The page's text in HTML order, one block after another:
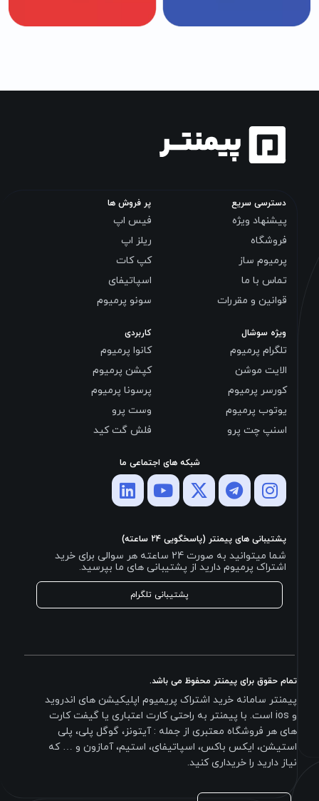
دسترسی سریع
پیشنهاد ویژه
فروشگاه
پرمیوم ساز
تماس با ما
قوانین و مقررات
پر فروش ها
فیس اپ
ریلز اپ
کپ کات
اسپاتیفای
سونو پرمیوم
ویژه سوشال
تلگرام پرمیوم
الایت موشن
کورسر پرمیوم
یوتوب پرمیوم
اسنپ چت پرو
کاربردی
کانوا پرمیوم
کپشن پرمیوم
پرسونا پرمیوم
وست پرو
فلش گت کید
شبکه های اجتماعی ما
پشتیبانی های پیمنتر (پاسخگویی 24 ساعته)
شما میتوانید به صورت 24 ساعته هر سوالی برای خرید
اشتراک پرمیوم دارید از پشتیبانی های ما بپرسید.
پشتیبانی تلگرام
تمام حقوق برای پیمنتر محفوظ می باشد.
پیمنتر سامانه خرید اشتراک پریمیوم اپلیکیشن های اندروید
و ios است. با پیمنتر به راحتی کارت اعتباری یا گیفت کارت
های هر فروشگاه معتبری از جمله : آیتونز، گوگل پلی، پلی
استیشن، ایکس باکس، اسپاتیفای، استیم، آمازون و … که
نیاز دارید را خریداری کنید.